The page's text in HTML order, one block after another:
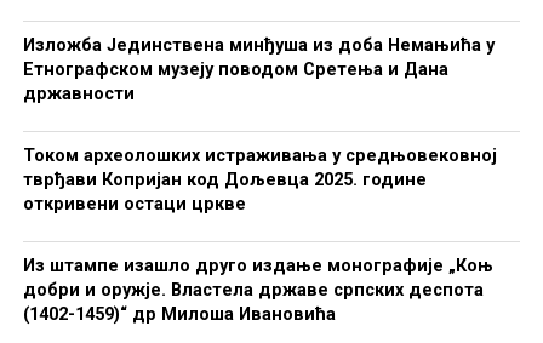
Изложба Јединствена минђуша из доба Немањића у
Етнографском музеју поводом Сретења и Дана
државности
Током археолошких истраживања у средњовековној
тврђави Копријан код Дољевца 2025. године
откривени остаци цркве
Из штампе изашло друго издање монографије „Коњ
добри и оружје. Властела државе српских деспота
(1402-1459)“ др Милоша Ивановића